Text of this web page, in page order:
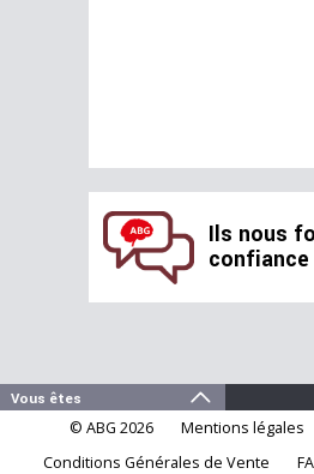
Ils nous
confiance
© ABG 2026 Mentions légales
Conditions Générales de Vente